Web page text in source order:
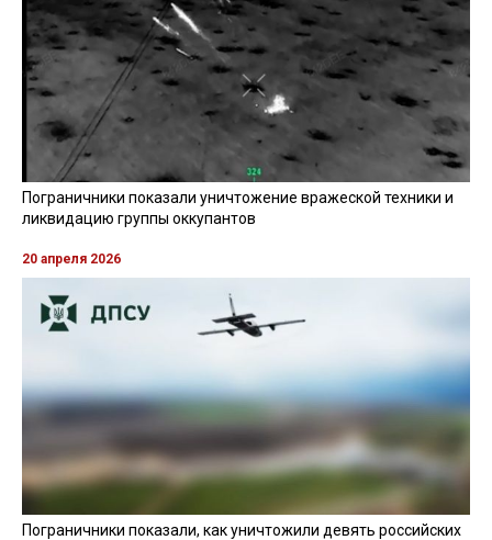
Пограничники показали уничтожение вражеской техники и
ликвидацию группы оккупантов
20 апреля 2026
Пограничники показали, как уничтожили девять российских